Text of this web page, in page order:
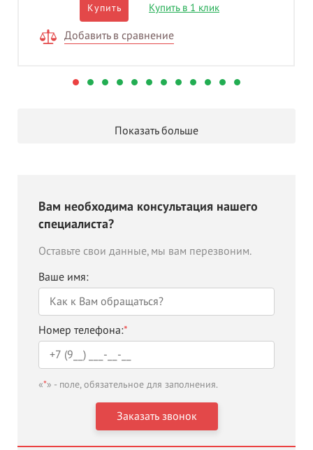
Купить Купить в 1 клик
Добавить в сравнение
Показать больше
Вам необходима консультация нашего
специалиста?
Оставьте свои данные, мы вам перезвоним.
Ваше имя:
Номер телефона:*
«*» - поле, обязательное для заполнения.